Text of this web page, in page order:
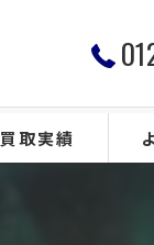
買取実績